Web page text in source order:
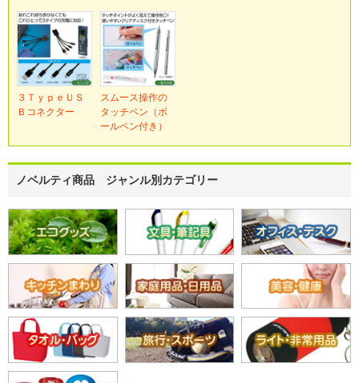
３ＴｙｐｅＵＳ
Ｂコネクター
スムース操作の
タッチペン（ボ
ールペン付き）
ノベルティ商品 ジャンル別カテゴリー